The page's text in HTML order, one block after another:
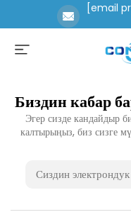
[email
Биздин кабар
Эгер сизде кандайдыр
калтырыңыз, биз сизге